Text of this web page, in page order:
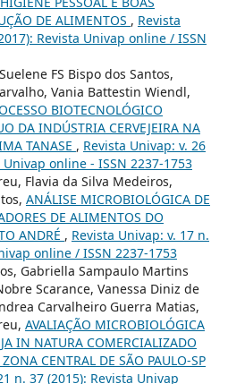
DE ALIMENTOS , Revista
Revista Univap online / ISSN
FS Bispo dos Santos,
Vania Battestin Wiendl,
BIOTECNOLÓGICO
DA INDÚSTRIA CERVEJEIRA NA
TANASE , Revista Univap: v. 26
Univap online - ISSN 2237-1753
Flavia da Silva Medeiros,
ANÁLISE MICROBIOLÓGICA DE
DE ALIMENTOS DO
ANDRÉ , Revista Univap: v. 17 n.
online / ISSN 2237-1753
Gabriella Sampaulo Martins
Scarance, Vanessa Diniz de
Carvalheiro Guerra Matias,
AVALIAÇÃO MICROBIOLÓGICA
IN NATURA COMERCIALIZADO
CENTRAL DE SÃO PAULO-SP
n. 37 (2015): Revista Univap